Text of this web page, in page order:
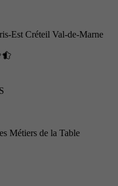
Est Créteil Val-de-Marne
Métiers de la Table